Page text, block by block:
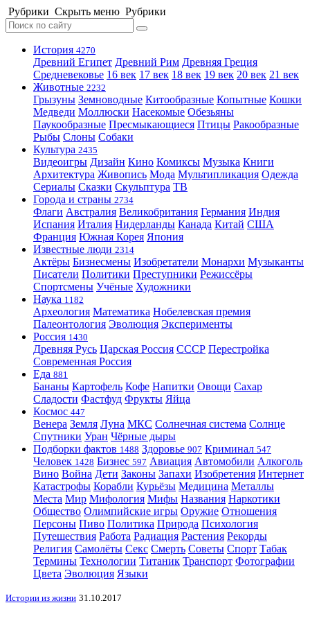
Рубрики Скрыть меню Рубрики
История 4270
Древний Египет Древний Рим Древняя Греция
Средневековье 16 век 17 век 18 век 19 век 20 век 21 век
Животные 2232
Грызуны Земноводные Китообразные Копытные Кошки
Медведи Моллюски Насекомые Обезьяны
Паукообразные Пресмыкающиеся Птицы Ракообразные
Рыбы Слоны Собаки
Культура 2435
Видеоигры Дизайн Кино Комиксы Музыка Книги
Архитектура Живопись Мода Мультипликация Одежда
Сериалы Сказки Скульптура ТВ
Города и страны 2734
Флаги Австралия Великобритания Германия Индия
Испания Италия Нидерланды Канада Китай США
Франция Южная Корея Япония
Известные люди 2314
Актёры Бизнесмены Изобретатели Монархи Музыканты
Писатели Политики Преступники Режиссёры
Спортсмены Учёные Художники
Наука 1182
Археология Математика Нобелевская премия
Палеонтология Эволюция Эксперименты
Россия 1430
Древняя Русь Царская Россия СССР Перестройка
Современная Россия
Еда 881
Бананы Картофель Кофе Напитки Овощи Сахар
Сладости Фастфуд Фрукты Яйца
Космос 447
Венера Земля Луна МКС Солнечная система Солнце
Спутники Уран Чёрные дыры
Подборки фактов 1488 Здоровье 907 Криминал 547
Человек 1428 Бизнес 597 Авиация Автомобили Алкоголь
Вино Война Дети Законы Запахи Изобретения Интернет
Катастрофы Корабли Курьёзы Медицина Металлы
Места Мир Мифология Мифы Названия Наркотики
Общество Олимпийские игры Оружие Отношения
Персоны Пиво Политика Природа Психология
Путешествия Работа Радиация Растения Рекорды
Религия Самолёты Секс Смерть Советы Спорт Табак
Термины Технологии Титаник Транспорт Фотографии
Цвета Эволюция Языки
Истории из жизни 31.10.2017